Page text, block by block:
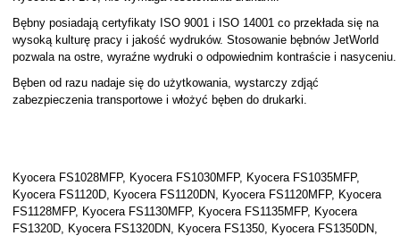
Bębny posiadają certyfikaty ISO 9001 i ISO 14001 co przekłada się na
wysoką kulturę pracy i jakość wydruków. Stosowanie bębnów JetWorld
pozwala na ostre, wyraźne wydruki o odpowiednim kontraście i nasyceniu.
Bęben od razu nadaje się do użytkowania, wystarczy zdjąć
zabezpieczenia transportowe i włożyć bęben do drukarki.
Kyocera FS1028MFP, Kyocera FS1030MFP, Kyocera FS1035MFP,
Kyocera FS1120D, Kyocera FS1120DN, Kyocera FS1120MFP, Kyocera
FS1128MFP, Kyocera FS1130MFP, Kyocera FS1135MFP, Kyocera
FS1320D, Kyocera FS1320DN, Kyocera FS1350, Kyocera FS1350DN,